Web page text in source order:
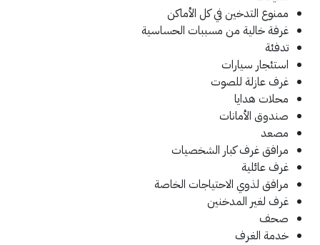
ممنوع التدخين في كل الأماكن
غرفة خالية من مسببات الحساسية
تدفئة
استئجار سيارات
غرف عازلة للصوت
محلات هدايا
صندوق الأمانات
مصعد
مرافق غرف كبار الشخصيات
غرف عائلية
مرافق لذوي الاحتياجات الخاصة
غرف لغير المدخنين
صحف
خدمة الغرف